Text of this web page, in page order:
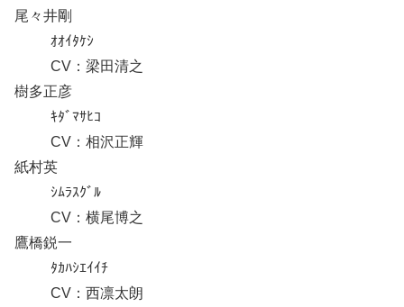
尾々井剛
ｵｵｲﾀｹｼ
CV：梁田清之
樹多正彦
ｷﾀﾞﾏｻﾋｺ
CV：相沢正輝
紙村英
ｼﾑﾗｽｸﾞﾙ
CV：横尾博之
鷹橋鋭一
ﾀｶﾊｼｴｲｲﾁ
CV：西凛太朗